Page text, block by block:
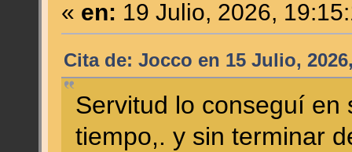
« en: 19 Julio, 2026,
Cita de: Jocco en 15 Julio,
Servitud lo conseguí en
tiempo,. y sin terminar